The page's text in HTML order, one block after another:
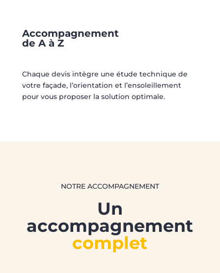
Accompagnement
de A à Z
Chaque devis intègre une étude technique de
votre façade, l’orientation et l’ensoleillement
pour vous proposer la solution optimale.
NOTRE ACCOMPAGNEMENT
Un
accompagnement
complet